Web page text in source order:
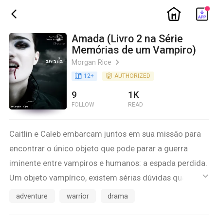
ic_back ic_home
Amada (Livro 2 na Série
Memórias de um Vampiro)
Morgan Rice ic_arrow_right
book_age 12+ detail_authorized AUTHORIZED
9
FOLLOW
1K
READ
Caitlin e Caleb embarcam juntos em sua missão para
encontrar o único objeto que pode parar a guerra
iminente entre vampiros e humanos: a espada perdida.
Um objeto vampírico, existem sérias dúvidas quanto à
sua existência.
ic_default
adventure warrior drama